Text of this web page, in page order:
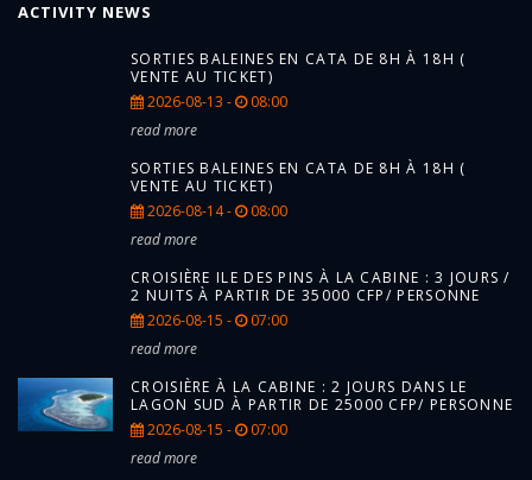
ACTIVITY NEWS
SORTIES BALEINES EN CATA DE 8H À 18H (
VENTE AU TICKET)
2026-08-13 -
08:00
read more
SORTIES BALEINES EN CATA DE 8H À 18H (
VENTE AU TICKET)
2026-08-14 -
08:00
read more
CROISIÈRE ILE DES PINS À LA CABINE : 3 JOURS /
2 NUITS À PARTIR DE 35000 CFP/ PERSONNE
2026-08-15 -
07:00
read more
CROISIÈRE À LA CABINE : 2 JOURS DANS LE
LAGON SUD À PARTIR DE 25000 CFP/ PERSONNE
2026-08-15 -
07:00
read more